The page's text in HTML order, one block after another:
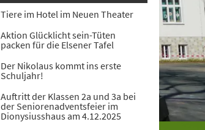
Tiere im Hotel im Neuen Theater
Aktion Glücklicht sein-Tüten
packen für die Elsener Tafel
Der Nikolaus kommt ins erste
Schuljahr!
Auftritt der Klassen 2a und 3a bei
der Seniorenadventsfeier im
Dionysiusshaus am 4.12.2025